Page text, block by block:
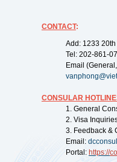
CONTACT:
Add: 1233
Tel: 202-861-
Email
CONSULAR
1. General
2. Visa
3. Feedback &
Email:
Portal: https://